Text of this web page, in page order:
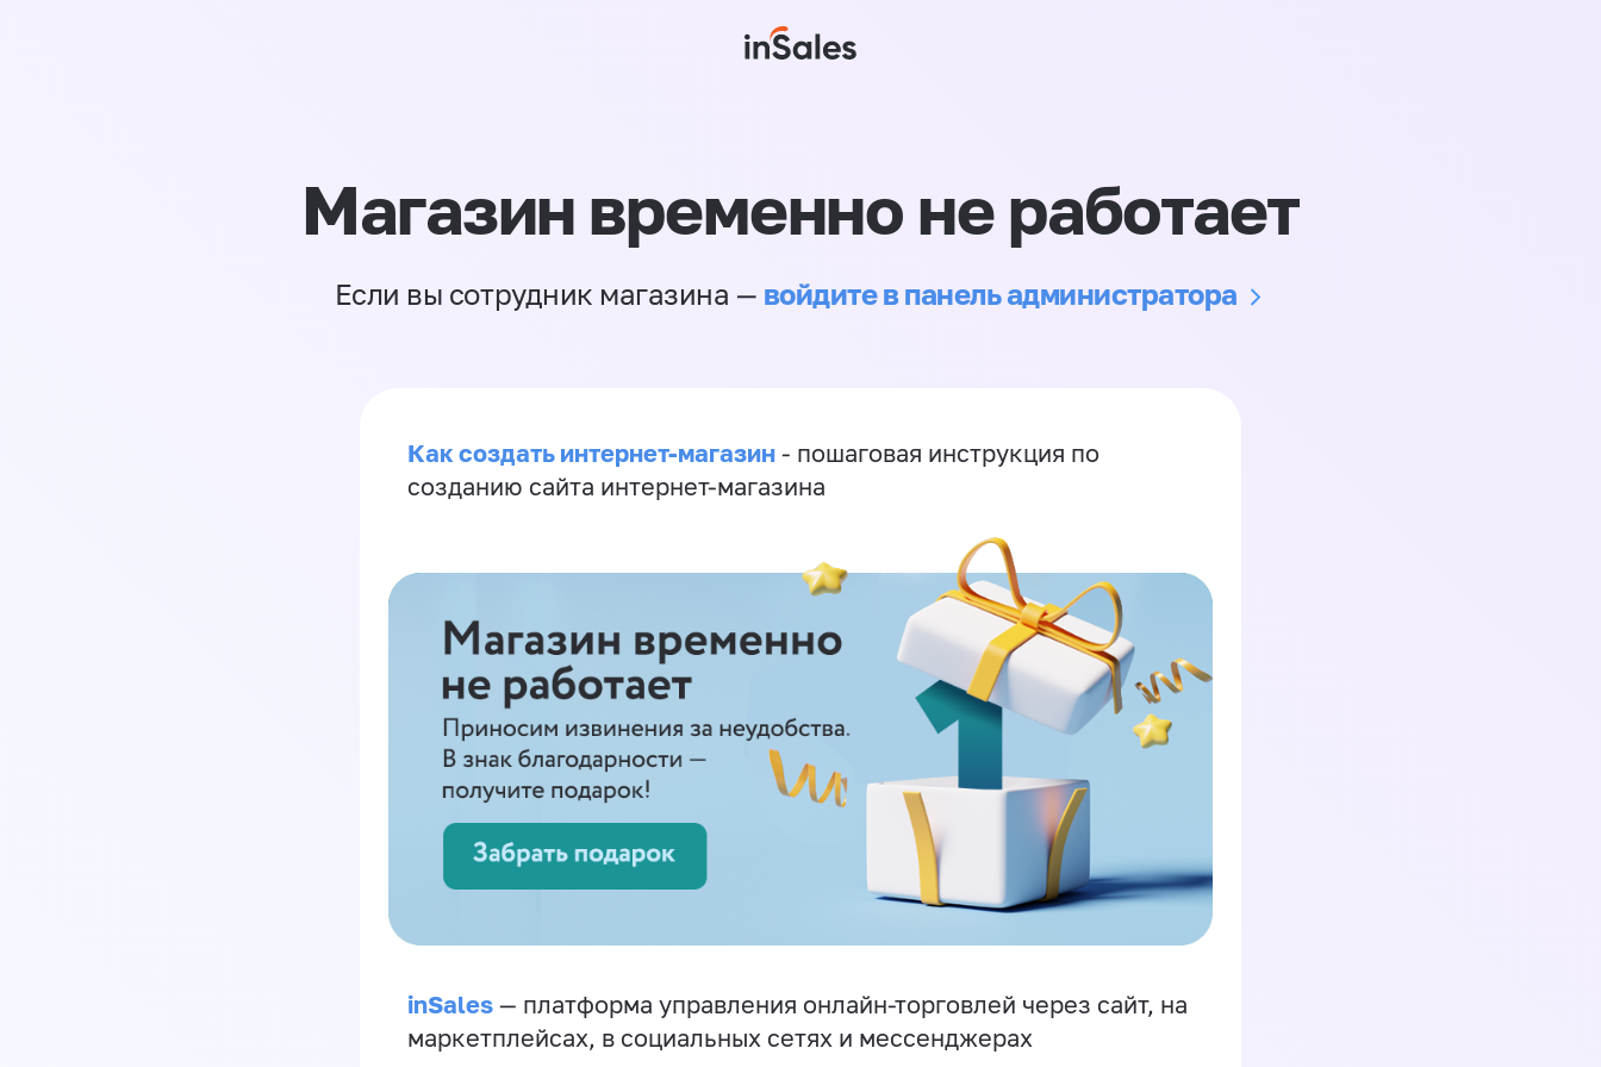
Магазин временно не работает
Если вы сотрудник магазина — войдите в панель администратора
Как создать интернет-магазин - пошаговая инструкция по
созданию сайта интернет-магазина
inSales — платформа управления онлайн-торговлей через сайт, на
маркетплейсах, в социальных сетях и мессенджерах